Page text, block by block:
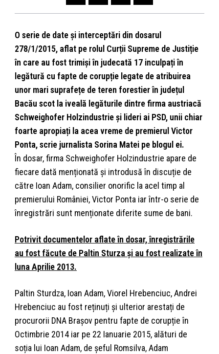
O serie de date și interceptări din dosarul
278/1/2015, aflat pe rolul Curții Supreme de Justiție
în care au fost trimiși în judecată 17 inculpați în
legătură cu fapte de corupție legate de atribuirea
unor mari suprafețe de teren forestier în județul
Bacău scot la iveală legăturile dintre firma austriacă
Schweighofer Holzindustrie și lideri ai PSD, unii chiar
foarte apropiați la acea vreme de premierul Victor
Ponta, scrie jurnalista Sorina Matei pe blogul ei.
În dosar, firma Schweighofer Holzindustrie apare de
fiecare dată menționată și introdusă în discuție de
către Ioan Adam, consilier onorific la acel timp al
premierului României, Victor Ponta iar într-o serie de
înregistrări sunt menționate diferite sume de bani.
Potrivit documentelor aflate în dosar, înregistrările
au fost făcute de Paltin Sturza și au fost realizate în
luna Aprilie 2013.
Paltin Sturdza, Ioan Adam, Viorel Hrebenciuc, Andrei
Hrebenciuc au fost reținuți și ulterior arestați de
procurorii DNA Brașov pentru fapte de corupție în
Octimbrie 2014 iar pe 22 Ianuarie 2015, alături de
soția lui Ioan Adam, de șeful Romsilva, Adam